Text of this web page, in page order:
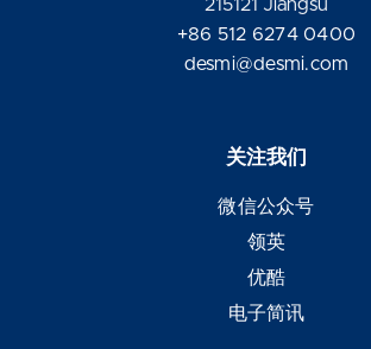
215121 Jiangsu
+86 512 6274 0400
desmi@desmi.com
关注我们
微信公众号
领英
优酷
电子简讯